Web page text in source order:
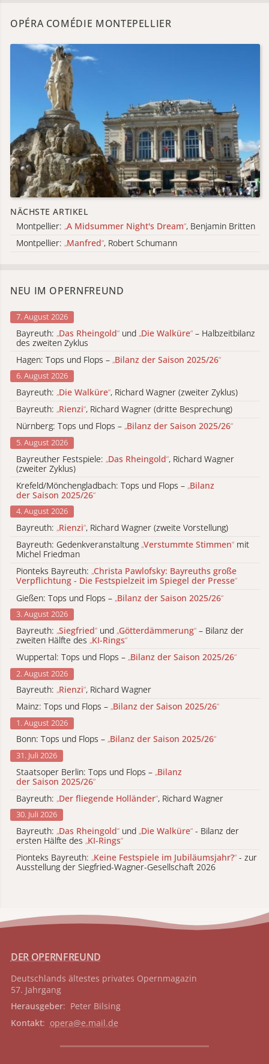
OPÉRA COMÉDIE MONTEPELLIER
NÄCHSTE ARTIKEL
Montpellier: „A Midsummer Night's Dream“, Benjamin Britten
Montpellier: „Manfred“, Robert Schumann
NEU IM OPERNFREUND
7. August 2026
Bayreuth: „Das Rheingold“ und „Die Walküre“ – Halbzeitbilanz
des zweiten Zyklus
Hagen: Tops und Flops – „Bilanz der Saison 2025/26“
6. August 2026
Bayreuth: „Die Walküre“, Richard Wagner (zweiter Zyklus)
Bayreuth: „Rienzi“, Richard Wagner (dritte Besprechung)
Nürnberg: Tops und Flops – „Bilanz der Saison 2025/26“
5. August 2026
Bayreuther Festspiele: „Das Rheingold“, Richard Wagner
(zweiter Zyklus)
Krefeld/Mönchengladbach: Tops und Flops – „Bilanz
der Saison 2025/26“
4. August 2026
Bayreuth: „Rienzi“, Richard Wagner (zweite Vorstellung)
Bayreuth: Gedenkveranstaltung „Verstummte Stimmen“ mit
Michel Friedman
Pionteks Bayreuth: „Christa Pawlofsky: Bayreuths große
Verpflichtung - Die Festspielzeit im Spiegel der Presse“
Gießen: Tops und Flops – „Bilanz der Saison 2025/26“
3. August 2026
Bayreuth: „Siegfried“ und „Götterdämmerung“ – Bilanz der
zweiten Hälfte des „KI-Rings“
Wuppertal: Tops und Flops – „Bilanz der Saison 2025/26“
2. August 2026
Bayreuth: „Rienzi“, Richard Wagner
Mainz: Tops und Flops – „Bilanz der Saison 2025/26“
1. August 2026
Bonn: Tops und Flops – „Bilanz der Saison 2025/26“
31. Juli 2026
Staatsoper Berlin: Tops und Flops – „Bilanz
der Saison 2025/26“
Bayreuth: „Der fliegende Holländer“, Richard Wagner
30. Juli 2026
Bayreuth: „Das Rheingold“ und „Die Walküre“ - Bilanz der
ersten Hälfte des „KI-Rings“
Pionteks Bayreuth: „Keine Festspiele im Jubiläumsjahr?“ - zur
Ausstellung der Siegfried-Wagner-Gesellschaft 2026
DER OPERNFREUND
Deutschlands ältestes privates Opernmagazin
57. Jahrgang
Herausgeber: Peter Bilsing
Kontakt: opera@e.mail.de